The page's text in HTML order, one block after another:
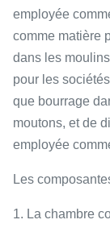
employée
comme matière
dans les
pour les
que bourrage
moutons, et de
employée
Les
1. La chambre